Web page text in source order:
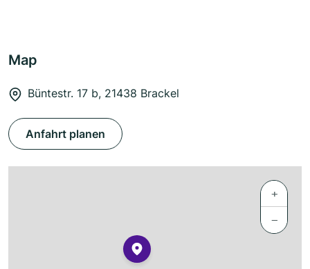
Map
Büntestr. 17 b, 21438 Brackel
Anfahrt planen
+
−